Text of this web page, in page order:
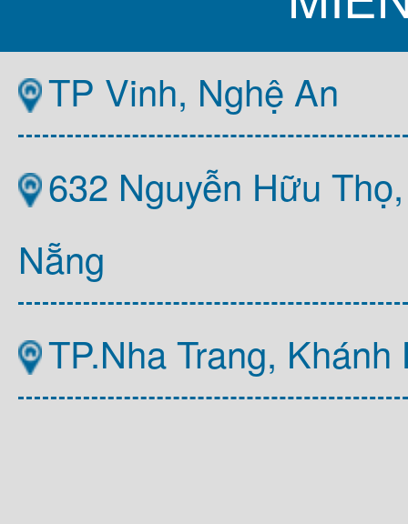
TP Vinh, Nghệ An
632 Nguyễn Hữu
Nẵng
TP.Nha Trang, Khánh